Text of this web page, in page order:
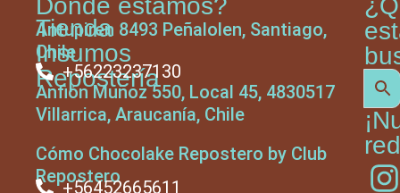
Tienda
Insumos
Repostería
Antupiren 8493 Peñalolen, Santiago,
Chile
+56223237130
Anfión Muñoz 550, Local 45, 4830517
Villarrica, Araucanía, Chile
Cómo Chocolake Repostero by Club
Repostero
+56452665611